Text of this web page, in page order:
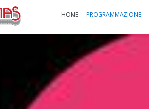
HOME PROGRAMMAZIONE